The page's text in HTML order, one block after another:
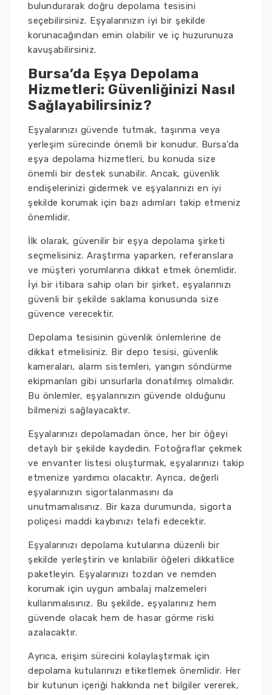
bulundurarak doğru depolama tesisini
seçebilirsiniz. Eşyalarınızın iyi bir şekilde
korunacağından emin olabilir ve iç huzurunuza
kavuşabilirsiniz.
Bursa’da Eşya Depolama
Hizmetleri: Güvenliğinizi Nasıl
Sağlayabilirsiniz?
Eşyalarınızı güvende tutmak, taşınma veya
yerleşim sürecinde önemli bir konudur. Bursa'da
eşya depolama hizmetleri, bu konuda size
önemli bir destek sunabilir. Ancak, güvenlik
endişelerinizi gidermek ve eşyalarınızı en iyi
şekilde korumak için bazı adımları takip etmeniz
önemlidir.
İlk olarak, güvenilir bir eşya depolama şirketi
seçmelisiniz. Araştırma yaparken, referanslara
ve müşteri yorumlarına dikkat etmek önemlidir.
İyi bir itibara sahip olan bir şirket, eşyalarınızı
güvenli bir şekilde saklama konusunda size
güvence verecektir.
Depolama tesisinin güvenlik önlemlerine de
dikkat etmelisiniz. Bir depo tesisi, güvenlik
kameraları, alarm sistemleri, yangın söndürme
ekipmanları gibi unsurlarla donatılmış olmalıdır.
Bu önlemler, eşyalarınızın güvende olduğunu
bilmenizi sağlayacaktır.
Eşyalarınızı depolamadan önce, her bir öğeyi
detaylı bir şekilde kaydedin. Fotoğraflar çekmek
ve envanter listesi oluşturmak, eşyalarınızı takip
etmenize yardımcı olacaktır. Ayrıca, değerli
eşyalarınızın sigortalanmasını da
unutmamalısınız. Bir kaza durumunda, sigorta
poliçesi maddi kaybınızı telafi edecektir.
Eşyalarınızı depolama kutularına düzenli bir
şekilde yerleştirin ve kırılabilir öğeleri dikkatlice
paketleyin. Eşyalarınızı tozdan ve nemden
korumak için uygun ambalaj malzemeleri
kullanmalısınız. Bu şekilde, eşyalarınız hem
güvende olacak hem de hasar görme riski
azalacaktır.
Ayrıca, erişim sürecini kolaylaştırmak için
depolama kutularınızı etiketlemek önemlidir. Her
bir kutunun içeriği hakkında net bilgiler vererek,